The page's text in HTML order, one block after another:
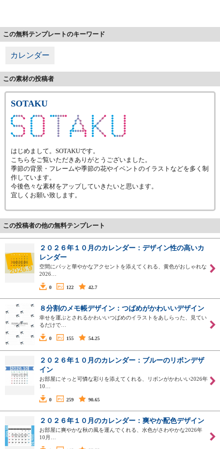
この無料テンプレートのキーワード
カレンダー
この素材の投稿者
SOTAKU
はじめまして。SOTAKUです。
こちらをご覧いただきありがとうございました。
季節の背景・フレームや季節の花やイベントのイラストなどを多く制
作しています。
今後色々な素材をアップしていきたいと思います。
宜しくお願い致します。
この投稿者の他の無料テンプレート
２０２６年１０月のカレンダー：デザイン性の高いカ
レンダー
空間にパッと華やかなアクセントを添えてくれる、黄色がおしゃれな
2026…
0 122 42.7
８分割のメモ帳デザイン：つばめがかわいいデザイン
幸せを運ぶとされるかわいいつばめのイラストをあしらった、見てい
るだけで…
0 155 54.25
２０２６年１０月のカレンダー：ブルーのリボンデザ
イン
お部屋にそっと可憐な彩りを添えてくれる、リボンがかわいい2026年
10…
0 259 90.65
２０２６年１０月のカレンダー：爽やか配色デザイン
お部屋に爽やかな秋の風を運んでくれる、水色がさわやかな2026年
10月…